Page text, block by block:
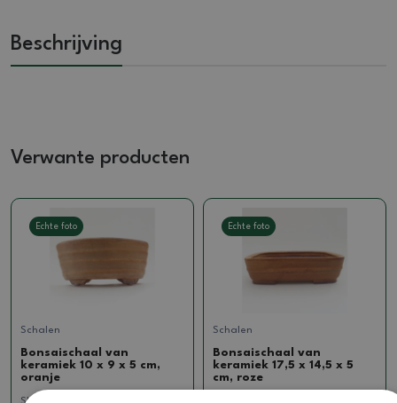
Beschrijving
Verwante producten
Echte foto
Schalen
Bonsaischaal van
keramiek 10 x 9 x 5 cm,
oranje
Echte foto
Schalen
Bonsaischaal van
keramiek 17,5 x 14,5 x 5
cm, roze